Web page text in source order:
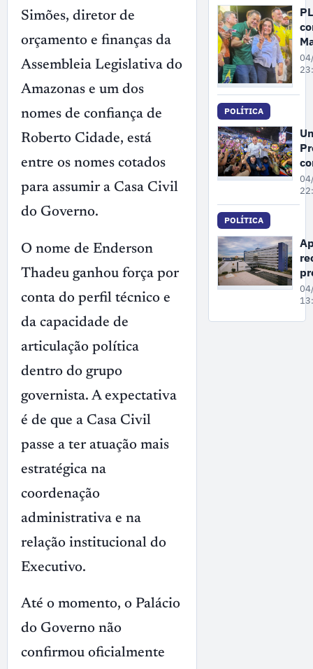
Simões, diretor de
orçamento e finanças da
Assembleia Legislativa do
Amazonas e um dos
nomes de confiança de
Roberto Cidade, está
entre os nomes cotados
para assumir a Casa Civil
do Governo.
O nome de Enderson
Thadeu ganhou força por
conta do perfil técnico e
da capacidade de
articulação política
dentro do grupo
governista. A expectativa
é de que a Casa Civil
passe a ter atuação mais
estratégica na
coordenação
administrativa e na
relação institucional do
Executivo.
Até o momento, o Palácio
do Governo não
confirmou oficialmente
PL
ao
POLÍTICA
POLÍTICA